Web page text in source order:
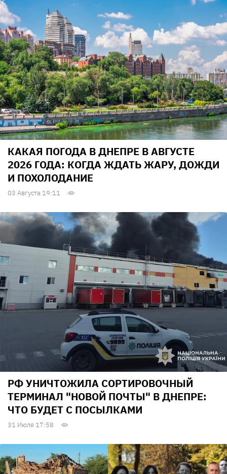
КАКАЯ ПОГОДА В ДНЕПРЕ В АВГУСТЕ
2026 ГОДА: КОГДА ЖДАТЬ ЖАРУ, ДОЖДИ
И ПОХОЛОДАНИЕ
03 Августа 19:11
РФ УНИЧТОЖИЛА СОРТИРОВОЧНЫЙ
ТЕРМИНАЛ "НОВОЙ ПОЧТЫ" В ДНЕПРЕ:
ЧТО БУДЕТ С ПОСЫЛКАМИ
31 Июля 17:58